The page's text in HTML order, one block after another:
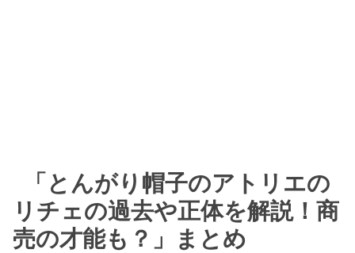
「とんがり帽子のアトリエの
リチェの過去や正体を解説！商
売の才能も？」まとめ